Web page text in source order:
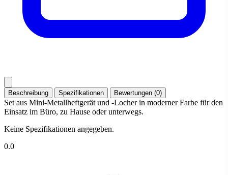
Beschreibung Spezifikationen Bewertungen (0)
Set aus Mini-Metallheftgerät und -Locher in moderner Farbe für den
Einsatz im Büro, zu Hause oder unterwegs.
Keine Spezifikationen angegeben.
0.0